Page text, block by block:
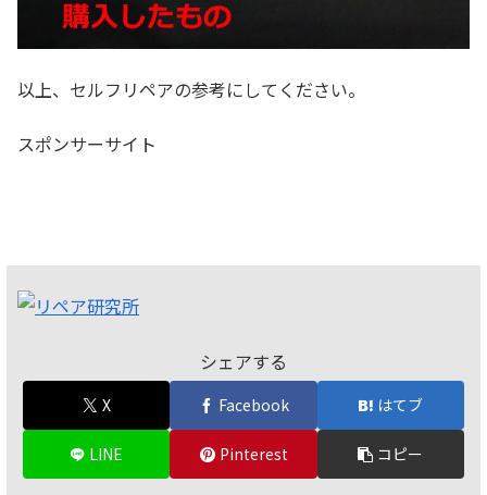
以上、セルフリペアの参考にしてください。
スポンサーサイト
シェアする
X Facebook はてブ
LINE Pinterest コピー